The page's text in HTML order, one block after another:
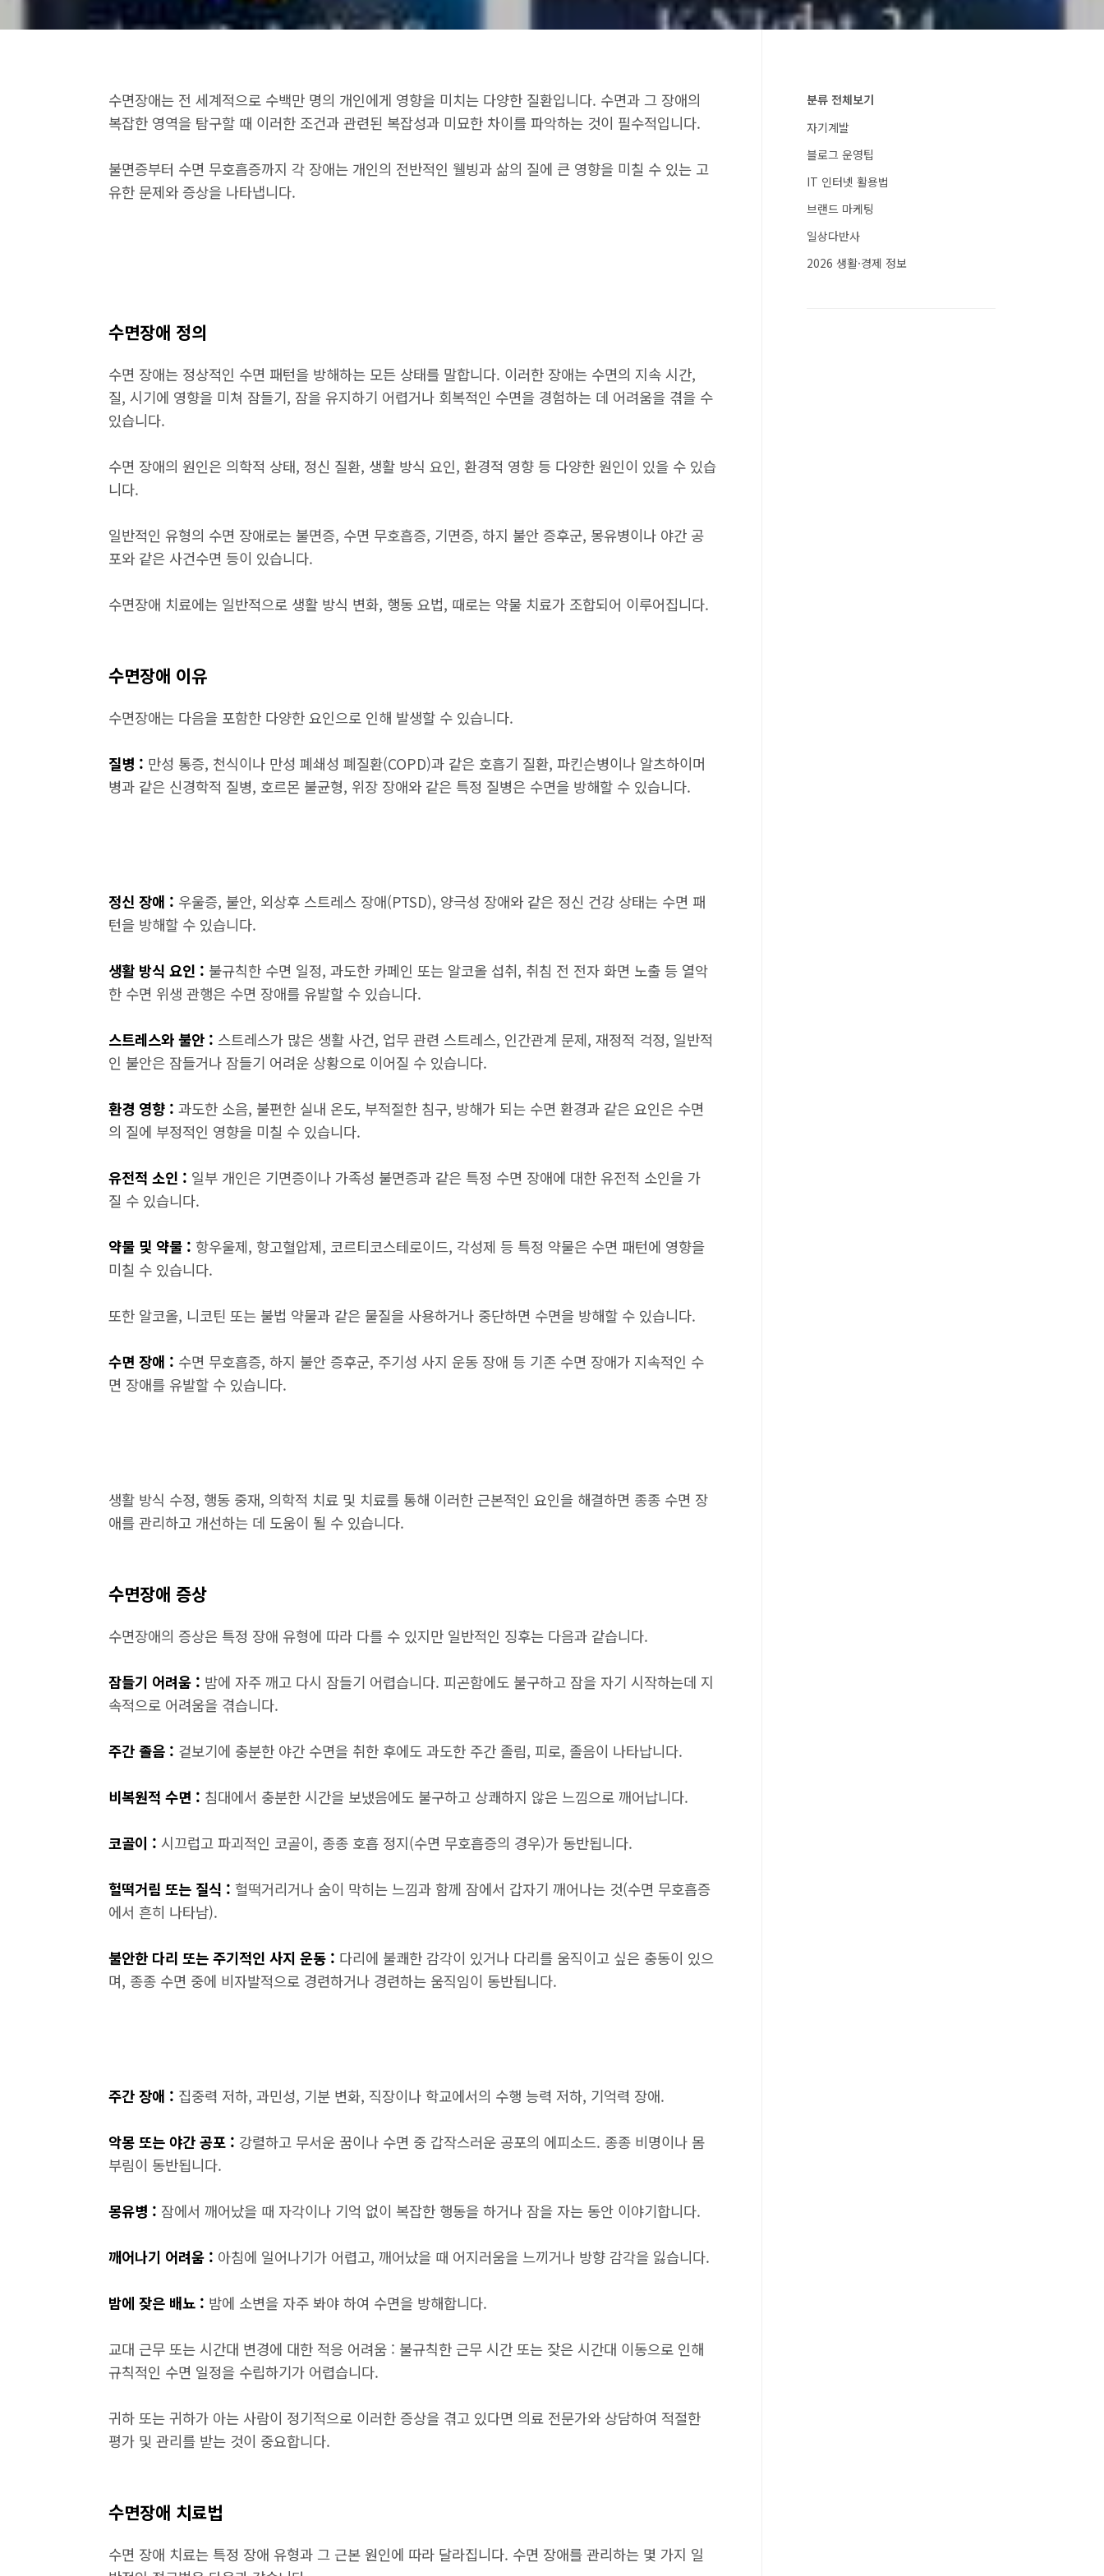
수면장애는 전 세계적으로 수백만 명의 개인에게 영향을 미치는 다양한 질환입니다. 수면과 그 장애의
복잡한 영역을 탐구할 때 이러한 조건과 관련된 복잡성과 미묘한 차이를 파악하는 것이 필수적입니다.
불면증부터 수면 무호흡증까지 각 장애는 개인의 전반적인 웰빙과 삶의 질에 큰 영향을 미칠 수 있는 고
유한 문제와 증상을 나타냅니다.
수면장애 정의
수면 장애는 정상적인 수면 패턴을 방해하는 모든 상태를 말합니다. 이러한 장애는 수면의 지속 시간,
질, 시기에 영향을 미쳐 잠들기, 잠을 유지하기 어렵거나 회복적인 수면을 경험하는 데 어려움을 겪을 수
있습니다.
수면 장애의 원인은 의학적 상태, 정신 질환, 생활 방식 요인, 환경적 영향 등 다양한 원인이 있을 수 있습
니다.
일반적인 유형의 수면 장애로는 불면증, 수면 무호흡증, 기면증, 하지 불안 증후군, 몽유병이나 야간 공
포와 같은 사건수면 등이 있습니다.
수면장애 치료에는 일반적으로 생활 방식 변화, 행동 요법, 때로는 약물 치료가 조합되어 이루어집니다.
수면장애 이유
수면장애는 다음을 포함한 다양한 요인으로 인해 발생할 수 있습니다.
질병 : 만성 통증, 천식이나 만성 폐쇄성 폐질환(COPD)과 같은 호흡기 질환, 파킨슨병이나 알츠하이머
병과 같은 신경학적 질병, 호르몬 불균형, 위장 장애와 같은 특정 질병은 수면을 방해할 수 있습니다.
정신 장애 : 우울증, 불안, 외상후 스트레스 장애(PTSD), 양극성 장애와 같은 정신 건강 상태는 수면 패
턴을 방해할 수 있습니다.
생활 방식 요인 : 불규칙한 수면 일정, 과도한 카페인 또는 알코올 섭취, 취침 전 전자 화면 노출 등 열악
한 수면 위생 관행은 수면 장애를 유발할 수 있습니다.
스트레스와 불안 : 스트레스가 많은 생활 사건, 업무 관련 스트레스, 인간관계 문제, 재정적 걱정, 일반적
인 불안은 잠들거나 잠들기 어려운 상황으로 이어질 수 있습니다.
환경 영향 : 과도한 소음, 불편한 실내 온도, 부적절한 침구, 방해가 되는 수면 환경과 같은 요인은 수면
의 질에 부정적인 영향을 미칠 수 있습니다.
유전적 소인 : 일부 개인은 기면증이나 가족성 불면증과 같은 특정 수면 장애에 대한 유전적 소인을 가
질 수 있습니다.
약물 및 약물 : 항우울제, 항고혈압제, 코르티코스테로이드, 각성제 등 특정 약물은 수면 패턴에 영향을
미칠 수 있습니다.
또한 알코올, 니코틴 또는 불법 약물과 같은 물질을 사용하거나 중단하면 수면을 방해할 수 있습니다.
수면 장애 : 수면 무호흡증, 하지 불안 증후군, 주기성 사지 운동 장애 등 기존 수면 장애가 지속적인 수
면 장애를 유발할 수 있습니다.
생활 방식 수정, 행동 중재, 의학적 치료 및 치료를 통해 이러한 근본적인 요인을 해결하면 종종 수면 장
애를 관리하고 개선하는 데 도움이 될 수 있습니다.
수면장애 증상
수면장애의 증상은 특정 장애 유형에 따라 다를 수 있지만 일반적인 징후는 다음과 같습니다.
잠들기 어려움 : 밤에 자주 깨고 다시 잠들기 어렵습니다. 피곤함에도 불구하고 잠을 자기 시작하는데 지
속적으로 어려움을 겪습니다.
주간 졸음 : 겉보기에 충분한 야간 수면을 취한 후에도 과도한 주간 졸림, 피로, 졸음이 나타납니다.
비복원적 수면 : 침대에서 충분한 시간을 보냈음에도 불구하고 상쾌하지 않은 느낌으로 깨어납니다.
코골이 : 시끄럽고 파괴적인 코골이, 종종 호흡 정지(수면 무호흡증의 경우)가 동반됩니다.
헐떡거림 또는 질식 : 헐떡거리거나 숨이 막히는 느낌과 함께 잠에서 갑자기 깨어나는 것(수면 무호흡증
에서 흔히 나타남).
불안한 다리 또는 주기적인 사지 운동 : 다리에 불쾌한 감각이 있거나 다리를 움직이고 싶은 충동이 있으
며, 종종 수면 중에 비자발적으로 경련하거나 경련하는 움직임이 동반됩니다.
주간 장애 : 집중력 저하, 과민성, 기분 변화, 직장이나 학교에서의 수행 능력 저하, 기억력 장애.
악몽 또는 야간 공포 : 강렬하고 무서운 꿈이나 수면 중 갑작스러운 공포의 에피소드. 종종 비명이나 몸
부림이 동반됩니다.
몽유병 : 잠에서 깨어났을 때 자각이나 기억 없이 복잡한 행동을 하거나 잠을 자는 동안 이야기합니다.
깨어나기 어려움 : 아침에 일어나기가 어렵고, 깨어났을 때 어지러움을 느끼거나 방향 감각을 잃습니다.
밤에 잦은 배뇨 : 밤에 소변을 자주 봐야 하여 수면을 방해합니다.
교대 근무 또는 시간대 변경에 대한 적응 어려움 : 불규칙한 근무 시간 또는 잦은 시간대 이동으로 인해
규칙적인 수면 일정을 수립하기가 어렵습니다.
귀하 또는 귀하가 아는 사람이 정기적으로 이러한 증상을 겪고 있다면 의료 전문가와 상담하여 적절한
평가 및 관리를 받는 것이 중요합니다.
수면장애 치료법
수면 장애 치료는 특정 장애 유형과 그 근본 원인에 따라 달라집니다. 수면 장애를 관리하는 몇 가지 일
분류 전체보기
자기계발
블로그 운영팁
IT 인터넷 활용법
브랜드 마케팅
일상다반사
2026 생활·경제 정보